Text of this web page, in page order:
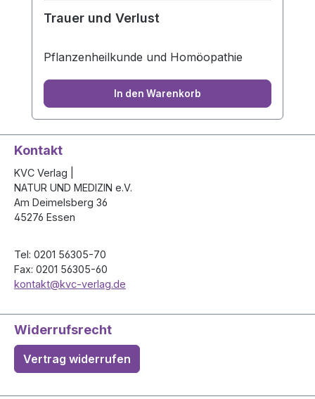
Trauer und Verlust
Pflanzenheilkunde und Homöopathie
In den Warenkorb
Kontakt
KVC Verlag |
NATUR UND MEDIZIN e.V.
Am Deimelsberg 36
45276 Essen
Tel: 0201 56305-70
Fax: 0201 56305-60
kontakt@kvc-verlag.de
Widerrufsrecht
Vertrag widerrufen